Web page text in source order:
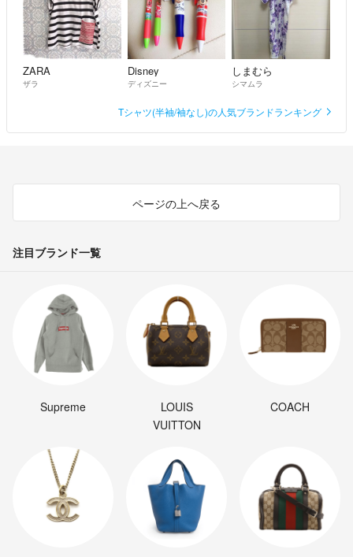
ZARA
ザラ
Disney
ディズニー
しまむら
シマムラ
Tシャツ(半袖/袖なし)の人気ブランドランキング
ページの上へ戻る
注目ブランド一覧
Supreme
LOUIS
VUITTON
COACH